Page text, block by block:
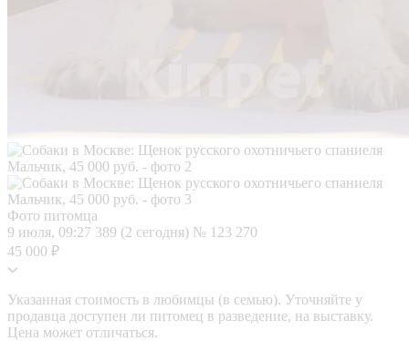
Фото питомца
9 июля, 09:27 389 (2 сегодня) № 123 270
45 000 ₽
Указанная стоимость в любимцы (в семью). Уточняйте у
продавца доступен ли питомец в разведение, на выставку.
Цена может отличаться.